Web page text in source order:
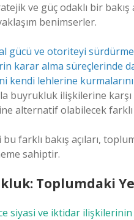
ve güç odaklı bir bakış
benimserler.
gücü ve otoriteyi sürdürme
karar alma süreçlerinde
lehlerine
buyrukluk ilişkilerine
alternatif olabilecek
farklı bakış açıları,
sahiptir.
Toplumdaki
siyasi ve iktidar ilişkilerinin